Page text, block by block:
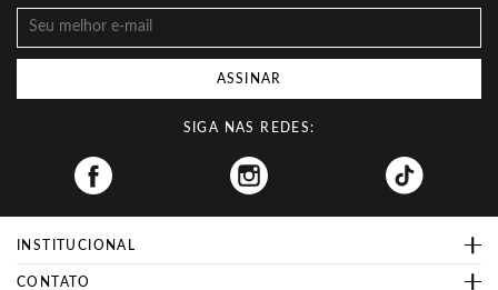
ASSINAR
SIGA NAS REDES:
Facebook
INSTITUCIONAL
CONTATO